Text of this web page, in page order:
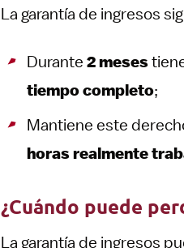
La garantía de ingresos
Durante 2 meses
tiempo completo;
Mantiene este
horas realmente
¿Cuándo puede
La garantía de ingresos